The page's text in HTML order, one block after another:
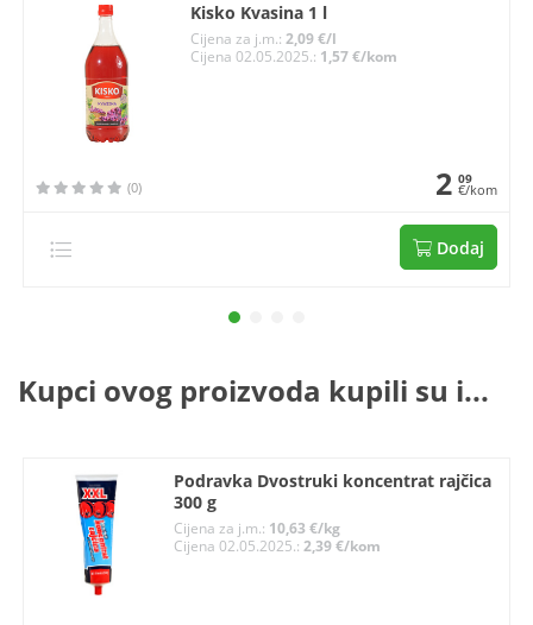
Kisko Kvasina 1 l
Cijena za j.m.:2,09 €/l
Cijena 02.05.2025.: 1,57 €/kom
(0) 2 09
€/kom
Dodaj
Kupci ovog proizvoda kupili su i...
Podravka Dvostruki koncentrat rajčica
300 g
Cijena za j.m.: 10,63 €/kg
Cijena 02.05.2025.:2,39 €/kom